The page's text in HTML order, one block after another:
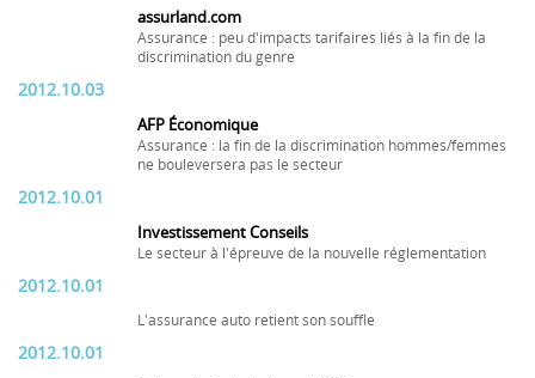
assurland.com
Assurance : peu d'impacts tarifaires liés à la fin de la
discrimination du genre
2012.10.03
AFP Économique
Assurance : la fin de la discrimination hommes/femmes
ne bouleversera pas le secteur
2012.10.01
Investissement Conseils
Le secteur à l'épreuve de la nouvelle réglementation
2012.10.01
L'assurance auto retient son souffle
2012.10.01